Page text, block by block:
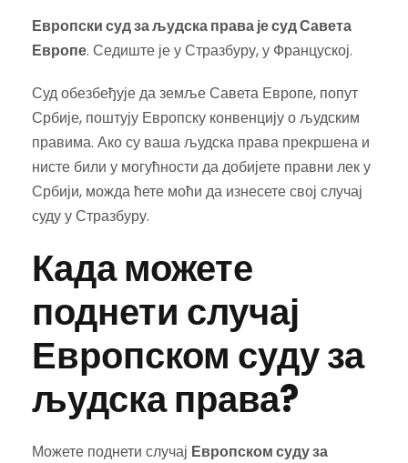
Европски суд за људска права је суд Савета
Европе. Седиште је у Стразбуру, у Француској.
Суд обезбеђује да земље Савета Европе, попут
Србије, поштују Европску конвенцију о људским
правима. Ако су ваша људска права прекршена и
нисте били у могућности да добијете правни лек у
Србији, можда ћете моћи да изнесете свој случај
суду у Стразбуру.
Када можете
поднети случај
Европском суду за
људска права?
Можете поднети случај Европском суду за